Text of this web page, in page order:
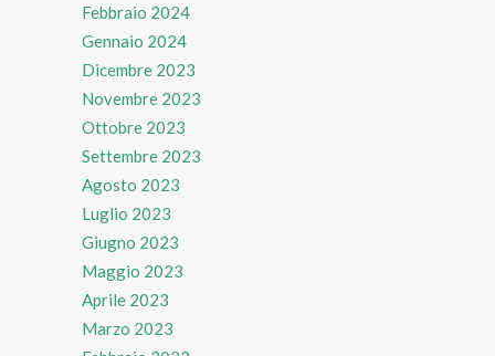
Febbraio 2024
Gennaio 2024
Dicembre 2023
Novembre 2023
Ottobre 2023
Settembre 2023
Agosto 2023
Luglio 2023
Giugno 2023
Maggio 2023
Aprile 2023
Marzo 2023